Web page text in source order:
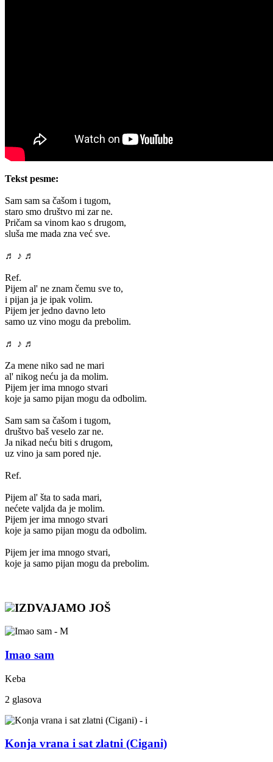
Tekst pesme:
Sam sam sa čašom i tugom,
staro smo društvo mi zar ne.
Pričam sa vinom kao s drugom,
sluša me mada zna već sve.
♬ ♪ ♬
Ref.
Pijem al' ne znam čemu sve to,
i pijan ja je ipak volim.
Pijem jer jedno davno leto
samo uz vino mogu da prebolim.
♬ ♪ ♬
Za mene niko sad ne mari
al' nikog neću ja da molim.
Pijem jer ima mnogo stvari
koje ja samo pijan mogu da odbolim.
Sam sam sa čašom i tugom,
društvo baš veselo zar ne.
Ja nikad neću biti s drugom,
uz vino ja sam pored nje.
Ref.
Pijem al' šta to sada mari,
nećete valjda da je molim.
Pijem jer ima mnogo stvari
koje ja samo pijan mogu da odbolim.
Pijem jer ima mnogo stvari,
koje ja samo pijan mogu da prebolim.
IZDVAJAMO JOŠ
Imao sam
Keba
2 glasova
Konja vrana i sat zlatni (Cigani)